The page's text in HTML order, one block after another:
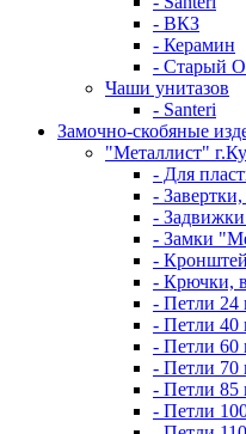
- ВКЗ
- Керамин
- Старый
Чаши унитазов
- Santeri
Замочно-скобяные
"Металлист"
- Для
-
-
- Замки
-
- Крючки,
- Петли 24
- Петли 40
- Петли 60
- Петли 70
- Петли 85
- Петли